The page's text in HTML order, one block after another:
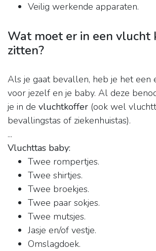
Veilig werkende apparaten.
Wat moet er in een vlucht
zitten?
Als je gaat bevallen, heb je het een
voor jezelf en je baby. Al deze
je in de vluchtkoffer (ook wel
bevallingstas of ziekenhuistas).
...
Vluchttas baby:
Twee rompertjes.
Twee shirtjes.
Twee broekjes.
Twee paar sokjes.
Twee mutsjes.
Jasje en/of vestje.
Omslagdoek.